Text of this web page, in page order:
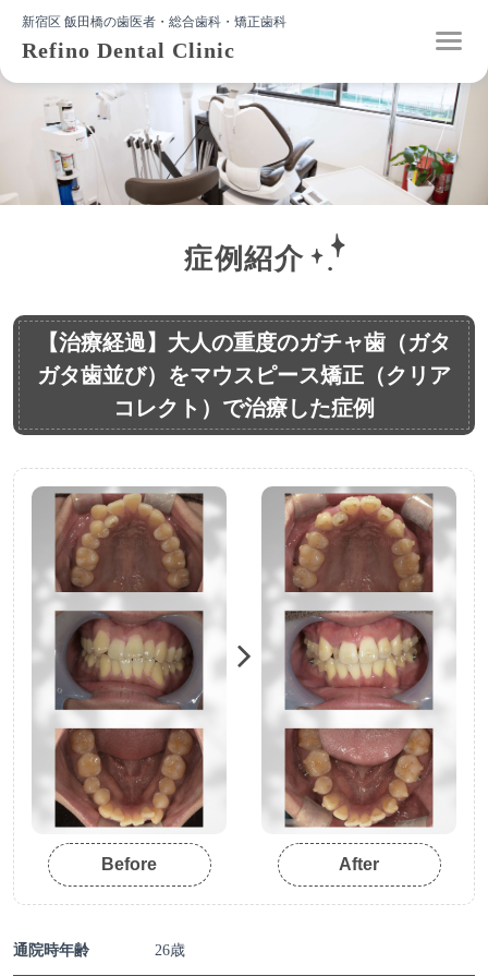
新宿区 飯田橋の歯医者・総合歯科・矯正歯科
Refino Dental Clinic
症例紹介
【治療経過】大人の重度のガチャ歯（ガタ
ガタ歯並び）をマウスピース矯正（クリア
コレクト）で治療した症例
Before After
通院時年齢 26歳